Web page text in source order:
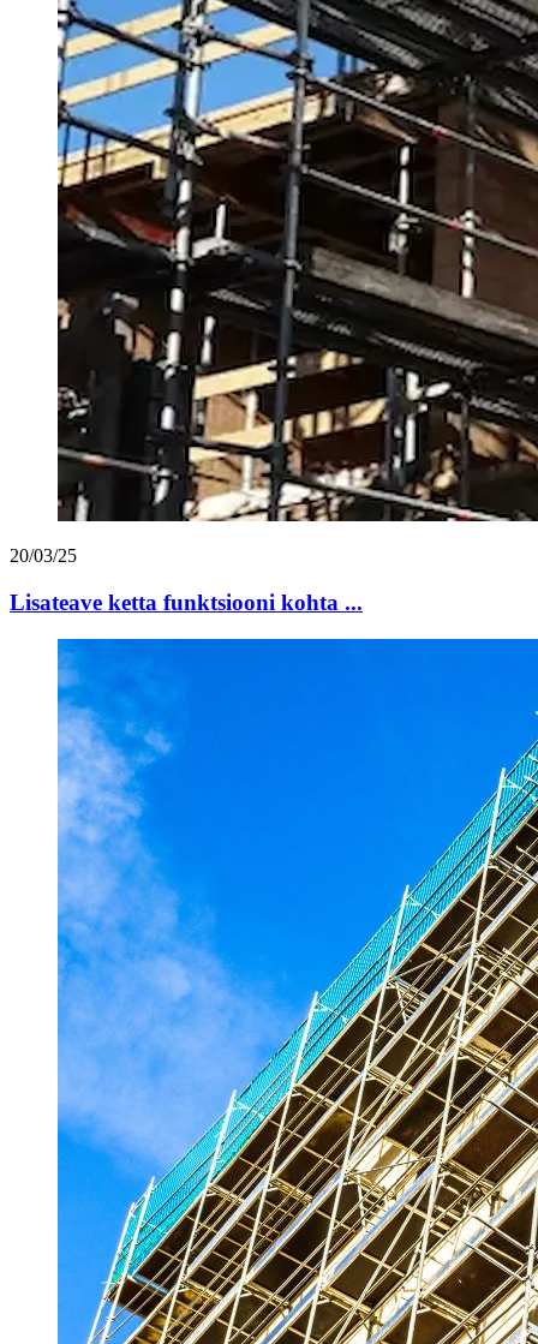
20/03/25
Lisateave ketta funktsiooni kohta ...